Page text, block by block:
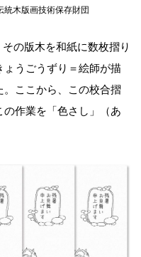
木版画技術保存財団
の版木を和紙に数枚摺り
ょうごうずり＝絵師が描
。ここから、この校合摺
作業を「色さし」（あ